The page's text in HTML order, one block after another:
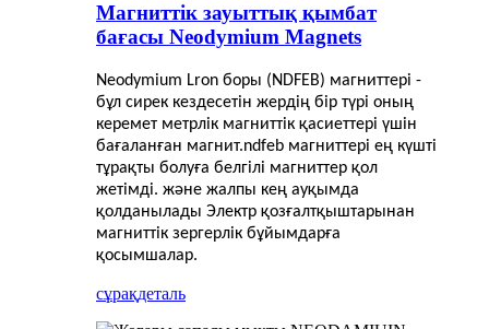
Магниттік зауыттық қымбат
бағасы Neodymium Magnets
Neodymium Lron боры (NDFEB) магниттері -
бұл сирек кездесетін жердің бір түрі оның
керемет метрлік магниттік қасиеттері үшін
бағаланған магнит.ndfeb магниттері ең күшті
тұрақты болуға белгілі магниттер қол
жетімді. және жалпы кең ауқымда
қолданылады Электр қозғалтқыштарынан
магниттік зергерлік бұйымдарға
қосымшалар.
сұрақдеталь